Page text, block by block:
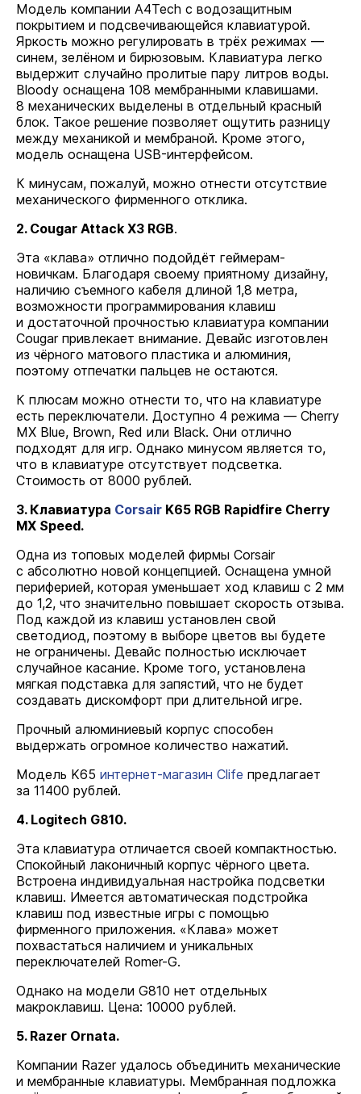
Модель компании A4Tech с водозащитным
покрытием и подсвечивающейся клавиатурой.
Яркость можно регулировать в трёх режимах —
синем, зелёном и бирюзовым. Клавиатура легко
выдержит случайно пролитые пару литров воды.
Bloody оснащена 108 мембранными клавишами.
8 механических выделены в отдельный красный
блок. Такое решение позволяет ощутить разницу
между механикой и мембраной. Кроме этого,
модель оснащена USB-интерфейсом.
К минусам, пожалуй, можно отнести отсутствие
механического фирменного отклика.
2. Cougar Attack X3 RGB.
Эта «клава» отлично подойдёт геймерам-
новичкам. Благодаря своему приятному дизайну,
наличию съемного кабеля длиной 1,8 метра,
возможности программирования клавиш
и достаточной прочностью клавиатура компании
Cougar привлекает внимание. Девайс изготовлен
из чёрного матового пластика и алюминия,
поэтому отпечатки пальцев не остаются.
К плюсам можно отнести то, что на клавиатуре
есть переключатели. Доступно 4 режима — Cherry
MX Blue, Brown, Red или Black. Они отлично
подходят для игр. Однако минусом является то,
что в клавиатуре отсутствует подсветка.
Стоимость от 8000 рублей.
3. Клавиатура Corsair K65 RGB Rapidfire Cherry
MX Speed.
Одна из топовых моделей фирмы Corsair
с абсолютно новой концепцией. Оснащена умной
периферией, которая уменьшает ход клавиш с 2 мм
до 1,2, что значительно повышает скорость отзыва.
Под каждой из клавиш установлен свой
светодиод, поэтому в выборе цветов вы будете
не ограничены. Девайс полностью исключает
случайное касание. Кроме того, установлена
мягкая подставка для запястий, что не будет
создавать дискомфорт при длительной игре.
Прочный алюминиевый корпус способен
выдержать огромное количество нажатий.
Модель K65 интернет-магазин Clife предлагает
за 11400 рублей.
4. Logitech G810.
Эта клавиатура отличается своей компактностью.
Спокойный лаконичный корпус чёрного цвета.
Встроена индивидуальная настройка подсветки
клавиш. Имеется автоматическая подстройка
клавиш под известные игры с помощью
фирменного приложения. «Клава» может
похвастаться наличием и уникальных
переключателей Romer-G.
Однако на модели G810 нет отдельных
макроклавиш. Цена: 10000 рублей.
5. Razer Ornata.
Компании Razer удалось объединить механические
и мембранные клавиатуры. Мембранная подложка